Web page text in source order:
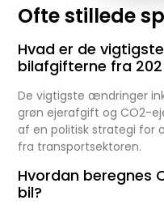
Ofte stillede
Hvad er de
bilafgifterne fra
De vigtigste ændringer
grøn ejerafgift og CO2-
af en politisk strategi for
fra transportsektoren.
Hvordan beregnes
bil?